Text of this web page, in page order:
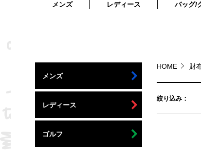
メンズ
ボトムス
バッグ
レディース
小物
バッグ
バッグ/
セカンド・クラッチバッグ
ビジネス・トートバッグ
靴
ゴルフアイテム
メンズ
レディース
ゴルフ
HOME 財
絞り込み